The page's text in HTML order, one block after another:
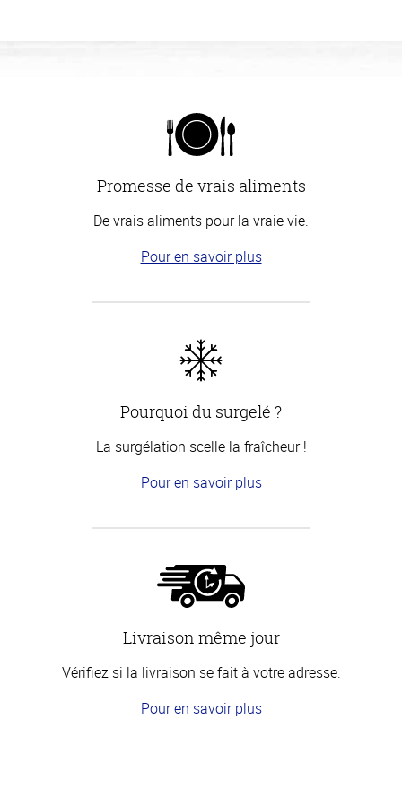
Promesse de vrais aliments
De vrais aliments pour la vraie vie.
Pour en savoir plus
Pourquoi du surgelé ?
La surgélation scelle la fraîcheur !
Pour en savoir plus
Livraison même jour
Vérifiez si la livraison se fait à votre adresse.
Pour en savoir plus